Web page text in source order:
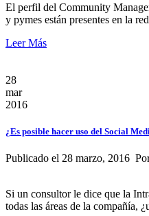
El perfil del Community
y pymes están presentes en la
Leer Más
28
mar
2016
¿Es posible hacer uso del Social
Publicado el 28 marzo, 2016
Si un consultor le dice que la
todas las áreas de la compañía,